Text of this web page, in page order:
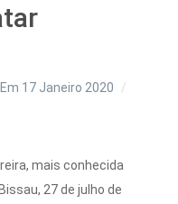
17 Janeiro 2020
mais conhecida
27 de julho de